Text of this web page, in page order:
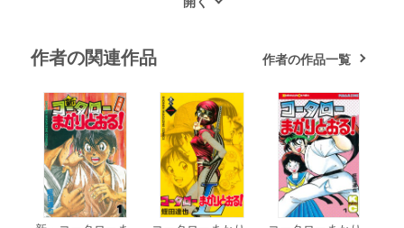
作者の関連作品 作者の作品一覧